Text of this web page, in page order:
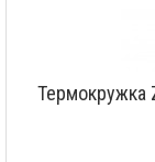
Термокружка